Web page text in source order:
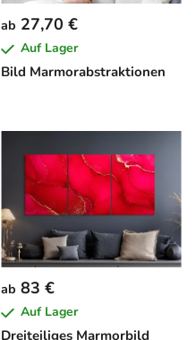
Bild Marmorabstraktionen
ab 27,70 €
Auf Lager
Dreiteiliges Marmorbild
ab 83 €
Auf Lager